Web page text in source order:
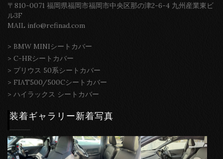
〒810-0071 福岡県福岡市福岡市中央区那の津2-6-4 九州産業東ビ
ル3F
MAIL info@refinad.com
> BMW MINIシートカバー
> C-HRシートカバー
> プリウス 50系シートカバー
> FIAT500/500Cシートカバー
> ハイラックス シートカバー
装着ギャラリー新着写真